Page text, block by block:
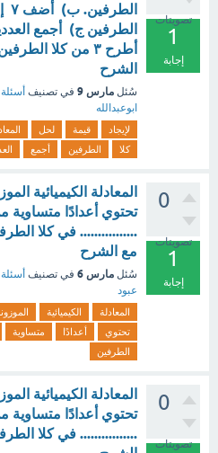
تصويتات
1
إجابة
أطرح ٣ من كلا
الشرح
سُئل مارس 9 في تصنيف
ابوعبدالله
لإيجاد قيمة لحل
كلا
الطرفين أجمع
0
تصويتات
1
إجابة
المعادلة الكيميائية
تحتوي أعدادًا متساوية
................ في كلا
مع الشرح
سُئل مارس 6 في تصنيف
عبود
المعادلة الكيميائية
تحتوي
أعدادًا متساوية
الطرفين
0
تصويتات
المعادلة الكيميائية
تحتوي أعدادًا متساوية
................ في كلا